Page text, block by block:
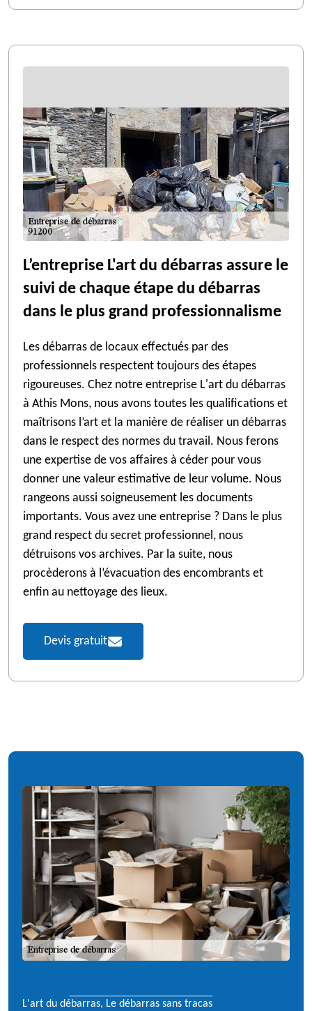
L’entreprise L'art du débarras assure le
suivi de chaque étape du débarras
dans le plus grand professionnalisme
Les débarras de locaux effectués par des
professionnels respectent toujours des étapes
rigoureuses. Chez notre entreprise L'art du débarras
à Athis Mons, nous avons toutes les qualifications et
maîtrisons l’art et la manière de réaliser un débarras
dans le respect des normes du travail. Nous ferons
une expertise de vos affaires à céder pour vous
donner une valeur estimative de leur volume. Nous
rangeons aussi soigneusement les documents
importants. Vous avez une entreprise ? Dans le plus
grand respect du secret professionnel, nous
détruisons vos archives. Par la suite, nous
procèderons à l’évacuation des encombrants et
enfin au nettoyage des lieux.
Devis gratuit
L'art du débarras, Le débarras sans tracas